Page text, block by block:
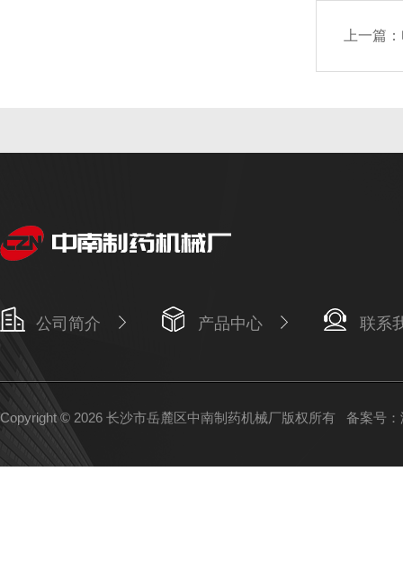
上一篇：
公司简介 产品中心 联系
Copyright © 2026 长沙市岳麓区中南制药机械厂版权所有 备案号